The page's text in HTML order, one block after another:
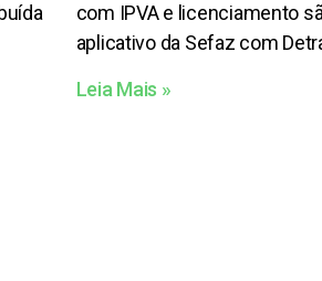
com IPVA e licenciamento
aplicativo da Sefaz com
Leia Mais »